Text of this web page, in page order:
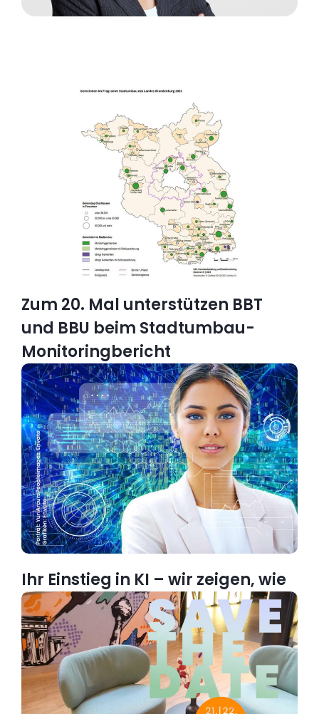
Zum 20. Mal unterstützen BBT
und BBU beim Stadtumbau-
Monitoringbericht
Ihr Einstieg in KI – wir zeigen, wie